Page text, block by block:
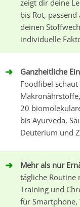
zeigt dir deine
bis Rot,
deinen
individuelle
Ganzheitliche
Foodfibel
20
bis Ayurveda,
Deuterium und
Mehr als nur
tägliche Routine
Training und
für Smartphone,